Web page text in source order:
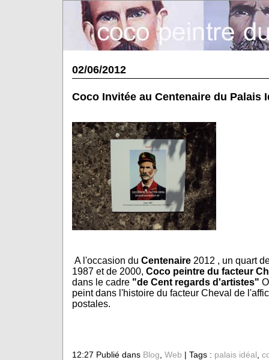
02/06/2012
Coco Invitée au Centenaire du Palais
A l'occasion du Centenaire2012 , un quart
1987 et de 2000, Coco peintre du facteur
dans le cadre"de Cent regards d'artistes"
peint dans l'histoire du facteur Cheval de
postales.
12:27 Publié dans Blog Web | Tags : palais idéal